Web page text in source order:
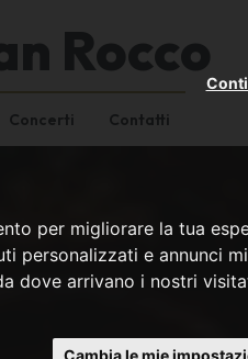
per migliorare la tua
personalizzati e annunci
dove arrivano i nostri
Cambia le mie
Rocco
Concerti Contatti